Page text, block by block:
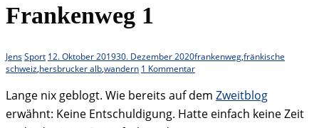
Frankenweg 1
JensSport 12. Oktober 201930. Dezember 2020frankenweg,fränkische
schweiz,hersbrucker alb,wandern 1 Kommentar
Lange nix geblogt. Wie bereits auf dem Zweitblog
erwähnt: Keine Entschuldigung. Hatte einfach keine Zeit